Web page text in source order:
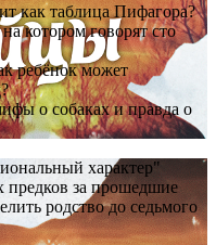
как таблица Пифагора?
котором говорят сто
ребёнок может
о собаках и правда о
характер"
предков за прошедшие
родство до седьмого